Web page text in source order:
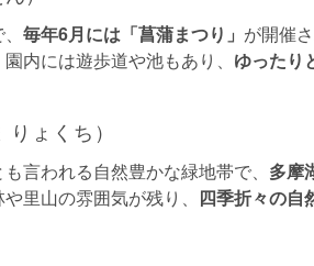
毎年6月には「菖蒲まつり」 が開催
内には遊歩道や池もあり、 ゆったり
ょくち）
言われる自然豊かな緑地帯で、 多摩
里山の雰囲気が残り、 四季折々の自